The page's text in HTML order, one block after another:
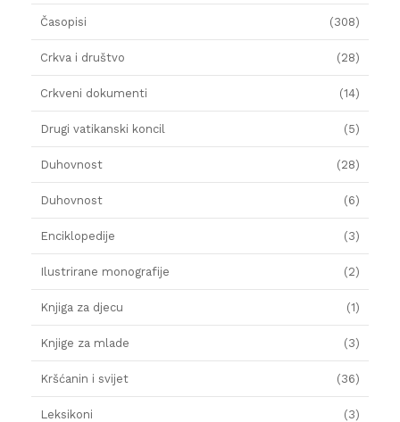
Časopisi (308)
Crkva i društvo (28)
Crkveni dokumenti (14)
Drugi vatikanski koncil (5)
Duhovnost (28)
Duhovnost (6)
Enciklopedije (3)
Ilustrirane monografije (2)
Knjiga za djecu (1)
Knjige za mlade (3)
Kršćanin i svijet (36)
Leksikoni (3)